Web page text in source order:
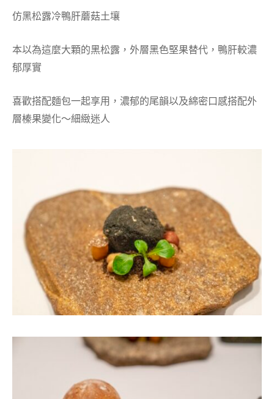
仿黑松露冷鴨肝蘑菇土壤
本以為這麼大顆的黑松露，外層黑色堅果替代，鴨肝較濃
郁厚實
喜歡搭配麵包一起享用，濃郁的尾韻以及綿密口感搭配外
層榛果變化～細緻迷人